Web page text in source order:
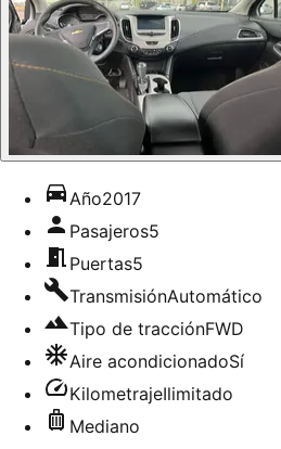
Año2017
Pasajeros5
Puertas5
TransmisiónAutomático
Tipo de tracciónFWD
Aire acondicionadoSí
KilometrajeIlimitado
Mediano